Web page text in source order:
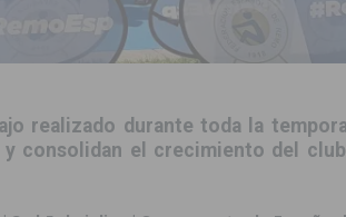
la Fundación Biodiversidad
Provincia de Alicante en Las Colinas
realizado durante toda la
consolidan el crecimiento del